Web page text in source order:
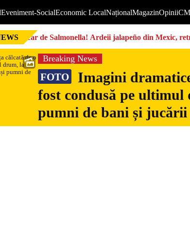
Eveniment-SocialEconomic LocalNaționalMagazinOpinii
Focar de Salmonella! Ardeii jalapeño din Mexic,
Breaking News
FOTO
Imagini
fost condusă pe
pumni de bani și